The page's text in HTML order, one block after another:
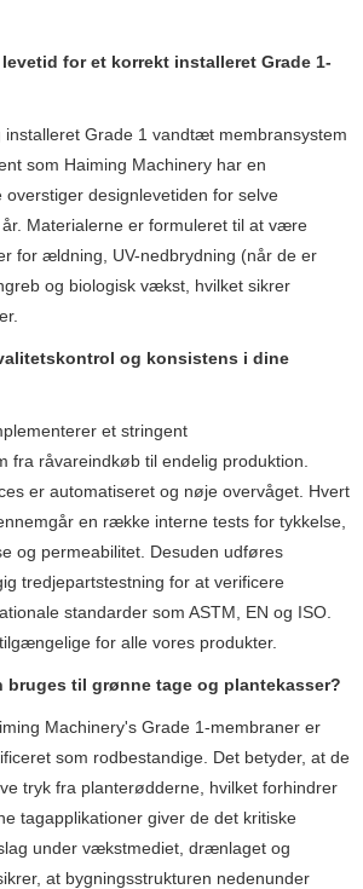
for et korrekt installeret Grade 1-
installeret Grade 1 vandtæt membransystem
som Haiming Machinery har en
overstiger designlevetiden for selve
Materialerne er formuleret til at være
for ældning, UV-nedbrydning (når de er
og biologisk vækst, hvilket sikrer
og konsistens i dine
et stringent
fra råvareindkøb til endelig produktion.
er automatiseret og nøje overvåget. Hvert
en række interne tests for tykkelse,
og permeabilitet. Desuden udføres
tredjepartstestning for at verificere
standarder som ASTM, EN og ISO.
for alle vores produkter.
bruges til grønne tage og plantekasser?
Machinery's Grade 1-membraner er
som rodbestandige. Det betyder, at de
tryk fra planterødderne, hvilket forhindrer
tagapplikationer giver de det kritiske
under vækstmediet, drænlaget og
at bygningsstrukturen nedenunder